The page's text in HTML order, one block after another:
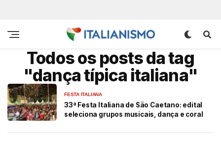
Todos os posts da tag
"dança típica italiana"
FESTA ITALIANA
33ª Festa Italiana de São Caetano: edital
seleciona grupos musicais, dança e coral